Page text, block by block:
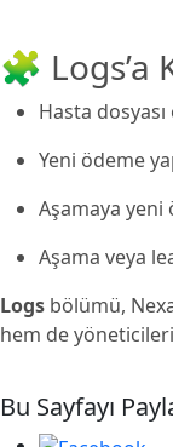
🧩 Logs’a
Hasta
Yeni ödeme
Aşamaya yeni
Aşama veya
Logs bölümü,
hem de
Bu Sayfayı